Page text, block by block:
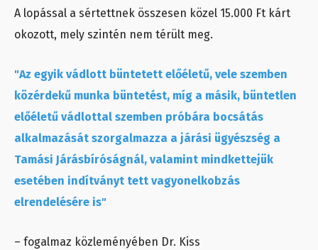
A lopással a sértettnek összesen közel 15.000 Ft kárt
okozott, mely szintén nem térült meg.
"Az egyik vádlott büntetett előéletű, vele szemben
közérdekű munka büntetést, míg a másik, büntetlen
előéletű vádlottal szemben próbára bocsátás
alkalmazását szorgalmazza a járási ügyészség a
Tamási Járásbíróságnál, valamint mindkettejük
esetében indítványt tett vagyonelkobzás
elrendelésére is"
– fogalmaz közleményében Dr. Kiss